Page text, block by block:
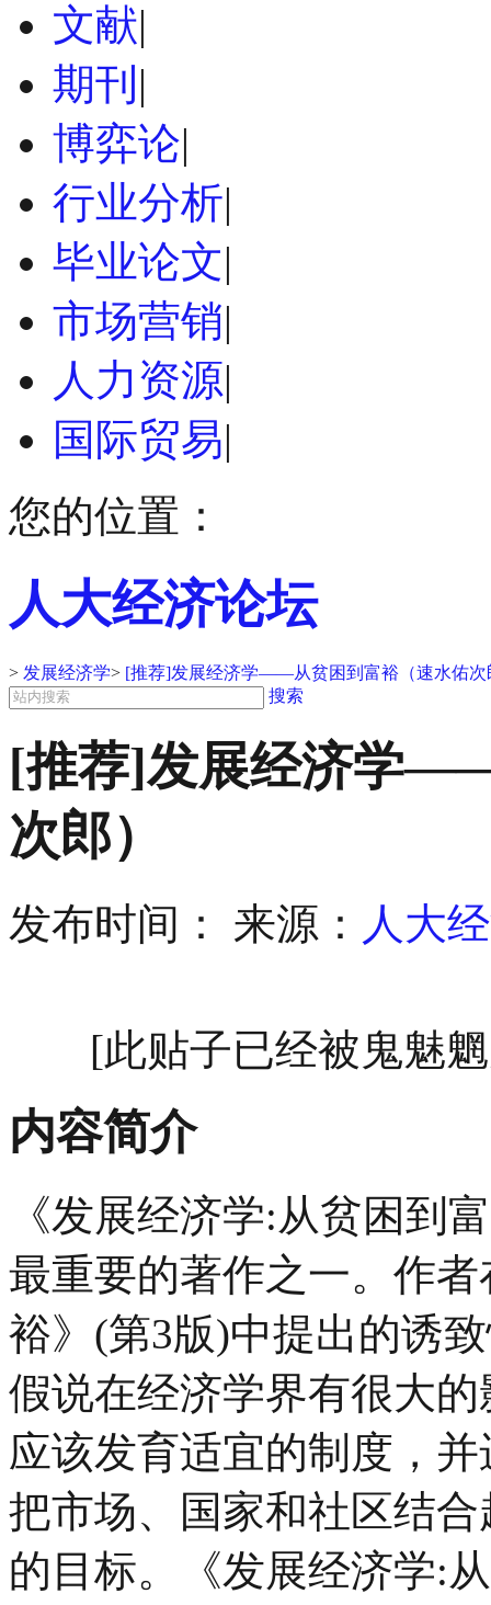
文献|
期刊 |
博弈论|
行业分析|
毕业论文|
市场营销|
人力资源|
国际贸易|
您的位置：
人大经济论坛
> 发展经济学> [推荐]发展经济学——从贫困到富裕（速水佑次
搜索
[推荐]发展经济学
次郎）
发布时间： 来源： 人大
[此贴子已经被鬼魅
内容简介
《发展经济学:从贫困到
最重要的著作之一。作
裕》(第3版)中提出的诱
假说在经济学界有很大
应该发育适宜的制度，
把市场、国家和社区结
的目标。《发展经济学: